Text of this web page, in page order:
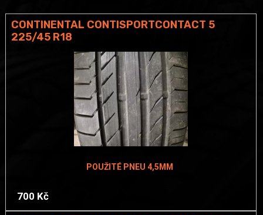
CONTINENTAL CONTISPORTCONTACT 5
225/45 R18
POUŽITÉ PNEU 4,5MM
700 Kč